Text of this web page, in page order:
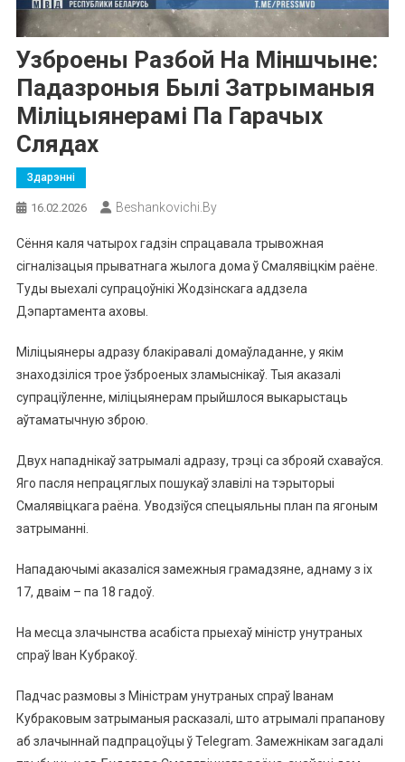
Узброены Разбой На Міншчыне:
Падазроныя Былі Затрыманыя
Міліцыянерамі Па Гарачых
Слядах
Здарэнні
16.02.2026 Beshankovichi.by
Сёння каля чатырох гадзін спрацавала трывожная
сігналізацыя прыватнага жылога дома ў Смалявіцкім раёне.
Туды выехалі супрацоўнікі Жодзінскага аддзела
Дэпартамента аховы.
Міліцыянеры адразу блакіравалі домаўладанне, у якім
знаходзіліся трое ўзброеных зламыснікаў. Тыя аказалі
супраціўленне, міліцыянерам прыйшлося выкарыстаць
аўтаматычную зброю.
Двух нападнікаў затрымалі адразу, трэці са зброяй схаваўся.
Яго пасля непрацяглых пошукаў злавілі на тэрыторыі
Смалявіцкага раёна. Уводзіўся спецыяльны план па ягоным
затрыманні.
Нападаючымі аказаліся замежныя грамадзяне, аднаму з іх
17, дваім – па 18 гадоў.
На месца злачынства асабіста прыехаў міністр унутраных
спраў Іван Кубракоў.
Падчас размовы з Міністрам унутраных спраў Іванам
Кубраковым затрыманыя расказалі, што атрымалі прапанову
аб злачыннай падпрацоўцы ў Telegram. Замежнікам загадалі